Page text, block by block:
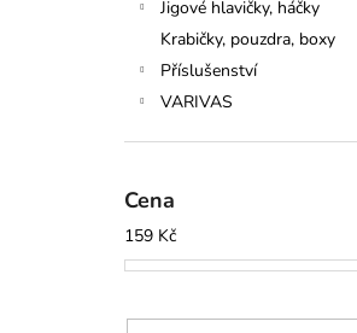
Jigové hlavičky, háčky
Krabičky, pouzdra, boxy
Příslušenství
VARIVAS
Cena
159 Kč